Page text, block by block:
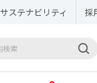
サステナビリティ 採